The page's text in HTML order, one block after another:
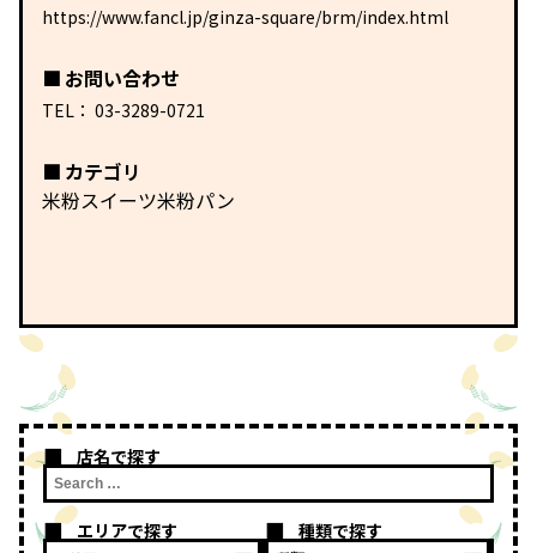
https://www.fancl.jp/ginza-square/brm/index.html
お問い合わせ
TEL： 03-3289-0721
カテゴリ
米粉スイーツ米粉パン
店名で探す
エリアで探す 種類で探す